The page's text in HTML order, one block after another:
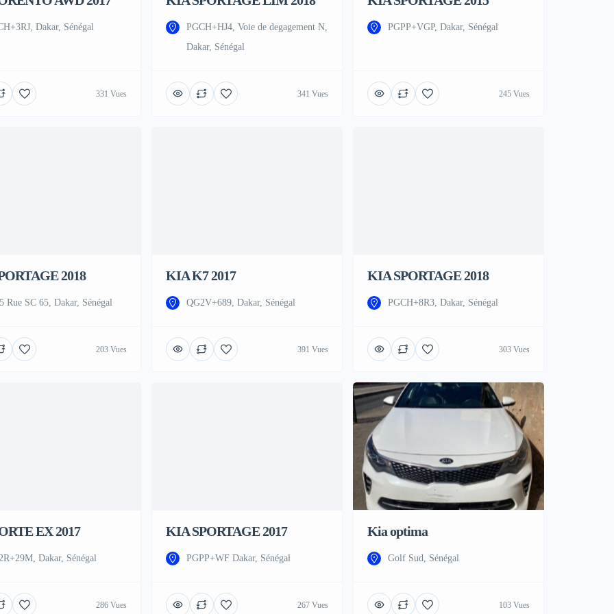
Dakar, Sénégal
331 Vues
PGCH+HJ4, Voie de degagement N,
Dakar, Sénégal
341 Vues
PGPP+VGP, Dakar, Sénégal
245 Vues
2018
Rue SC 65, Dakar, Sénégal
203 Vues
KIA K7 2017
QG2V+689, Dakar, Sénégal
391 Vues
KIA SPORTAGE 2018
PGCH+8R3, Dakar, Sénégal
303 Vues
EX 2017
Dakar, Sénégal
286 Vues
KIA SPORTAGE 2017
PGPP+WF Dakar, Sénégal
267 Vues
Kia optima
Golf Sud, Sénégal
103 Vues